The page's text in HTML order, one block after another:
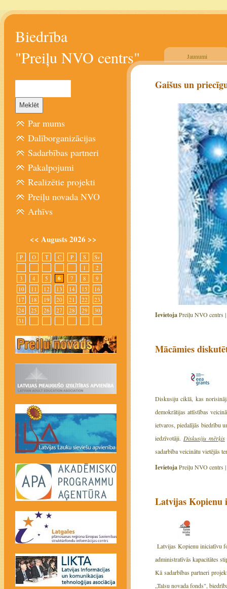
Biedrība
"Preiļu NVO centrs"
Jaunumi
Gaišus un
IevietojaPreiļu NVO centrs |
Mācāmies
Diskusiju ciklā, kas
demokrātijas attīstības
ietvaros, piedalījās biedrību
iedzīvotāji. Diskusiju mērķis
sadarbība veicinātu vietējās
IevietojaPreiļu NVO centrs |
Latvijas Kopienu
Latvijas Kopienu iniciatīvu
administratīvās kapacitātes
Kā sadarbības partneri
„Talsu novada fonds",
Par mums
Dalīborganizācijas
Sadarbības partneri
Pakalpojumi
Realizētie projekti
Preiļu novada NVO
Arhīvs
<< Augusts 2026 >>
P O T C P S
Sv
1
2
3
4 5 6 7 8
9
10
11 12 13 14 15
16
17
18 19 20 21 22
23
24
25 26 27 28 29
30
31